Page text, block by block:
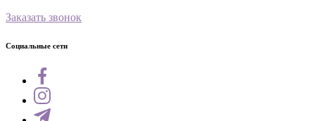
Заказать звонок
Социальные сети